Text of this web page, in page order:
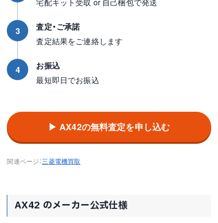
3
査定・ご承諾
査定結果をご連絡します
4
お振込
最短即日でお振込
▶ AX42の無料査定を申し込む
関連ページ：三菱電機買取
AX42 のメーカー公式仕様